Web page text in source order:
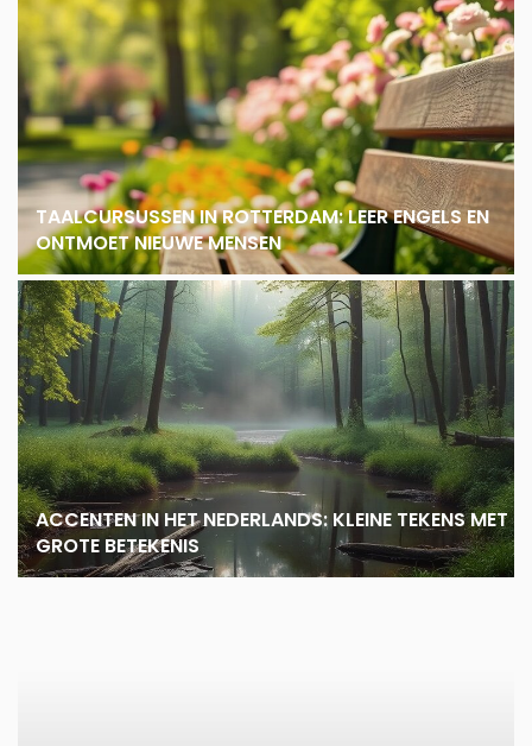
TAALCURSUSSEN IN ROTTERDAM: LEER ENGELS EN
ONTMOET NIEUWE MENSEN
ACCENTEN IN HET NEDERLANDS: KLEINE TEKENS MET
GROTE BETEKENIS